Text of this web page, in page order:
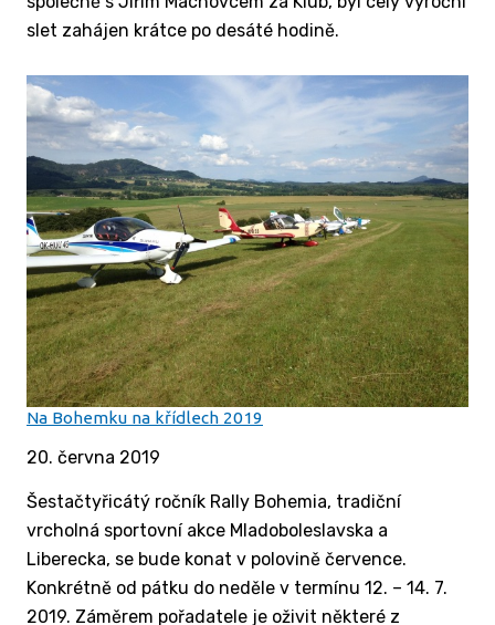
slet zahájen krátce po desáté hodině.
Na Bohemku na křídlech 2019
20. června 2019
Šestačtyřicátý ročník Rally Bohemia, tradiční
vrcholná sportovní akce Mladoboleslavska a
Liberecka, se bude konat v polovině července.
Konkrétně od pátku do neděle v termínu 12. – 14. 7.
2019. Záměrem pořadatele je oživit některé z